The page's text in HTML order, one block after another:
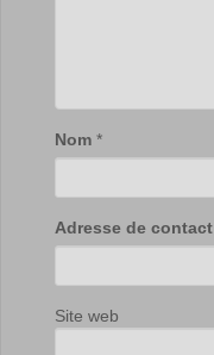
Nom *
Adresse de contact
Site web